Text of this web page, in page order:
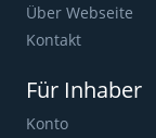
Über Webseite
Kontakt
Für Inhaber
Konto